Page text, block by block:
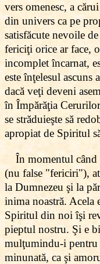
vers omenesc, a
din univers ca pe
satisfăcute nevoile
fericiţi orice ar face,
incomplet încarnat,
este înţelesul
dacă veţi deveni
în Împărăţia
se străduieşte să
apropiat de Spiritul
În momentul când
(nu false "fericiri"),
la Dumnezeu şi la
inima noastră. Acela
Spiritul din noi îşi
pieptul nostru. Şi e
mulţumindu-i pentru
minunată, ca şi